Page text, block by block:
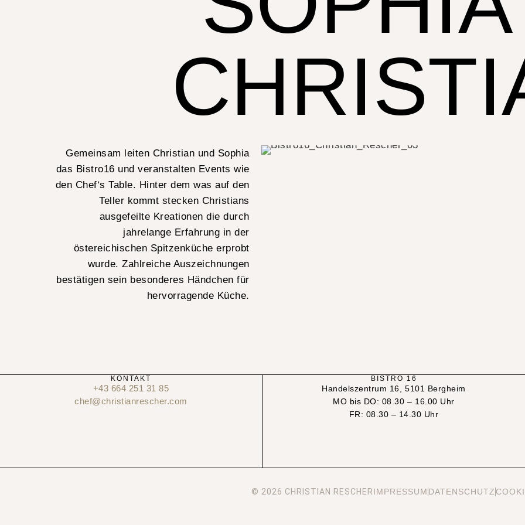
Gemeinsam leiten Christian und Sophia
das Bistro16 und veranstalten Events wie
den Chef‘s Table. Hinter dem was auf den
Teller kommt stecken Christians
ausgefeilte Kreationen die durch
jahrelange Erfahrung in der
östereichischen Spitzenküche erprobt
wurde. Zahlreiche Auszeichnungen
bestätigen sein besonderes Händchen für
hervorragende Küche.
KONTAKT
+43 664 251 31 85
chef@christianrescher.com
BISTRO 16
Handelszentrum 16, 5101 Bergheim
MO bis DO: 08.30 – 16.00 Uhr
FR: 08.30 – 14.30 Uhr
© 2026 CHRISTIAN RESCHERIMPRESSUM DATENSCHUTZ